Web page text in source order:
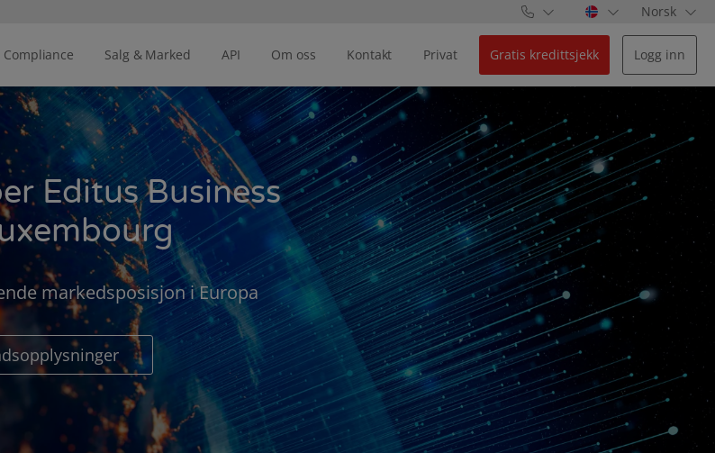
Norsk
Compliance Salg & Marked API Om oss Kontakt Privat Gratis kredittsjekk Logg inn
Editus Business
markedsposisjon i Europa